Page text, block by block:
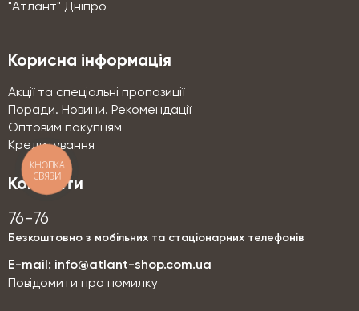
"Атлант" Дніпро
Корисна інформація
Акції та спеціальні пропозиції
Поради. Новини. Рекомендації
Оптовим покупцям
Кредитування
Контакти
76-76
Безкоштовно з мобільних та стаціонарних телефонів
E-mail: info@atlant-shop.com.ua
Повідомити про помилку
КНОПКА
СВЯЗИ